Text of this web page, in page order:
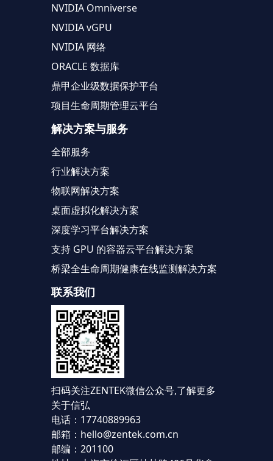
NVIDIA Omniverse
NVIDIA vGPU
NVIDIA 网络
ORACLE 数据库
鼎甲企业级数据保护平台
项目生命周期管理云平台
解决方案与服务
全部服务
行业解决方案
物联网解决方案
桌面虚拟化解决方案
深度学习平台解决方案
支持 GPU 的容器云平台解决方案
桥梁全生命周期健康在线监测解决方案
联系我们
扫码关注ZENTEK微信公众号,了解更多
关于信弘
电话：17740889963
邮箱：hello@zentek.com.cn
邮编：201100